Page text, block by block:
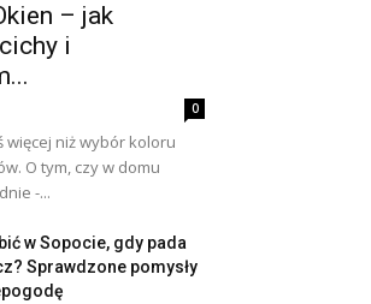
– jak
i
0
więcej niż wybór koloru
O tym, czy w domu
-...
w Sopocie, gdy pada
Sprawdzone pomysły